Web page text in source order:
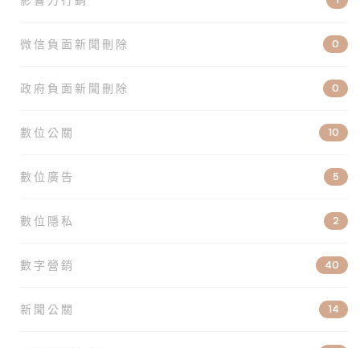
微信負面新聞刪除 0
政府負面新聞刪除 0
數位公關 10
數位廣告 5
數位隱私 2
數字營銷 40
新聞公關 14